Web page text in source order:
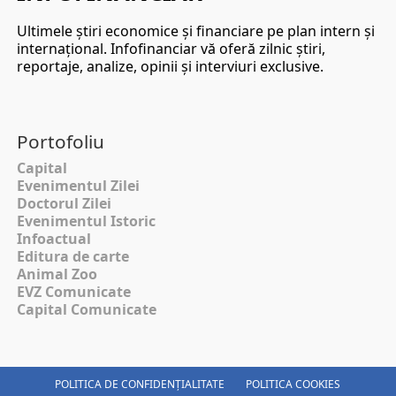
Ultimele ştiri economice şi financiare pe plan intern şi
internaţional. Infofinanciar vă oferă zilnic ştiri,
reportaje, analize, opinii şi interviuri exclusive.
Portofoliu
Capital
Evenimentul Zilei
Doctorul Zilei
Evenimentul Istoric
Infoactual
Editura de carte
Animal Zoo
EVZ Comunicate
Capital Comunicate
POLITICA DE CONFIDENȚIALITATE
POLITICA COOKIES